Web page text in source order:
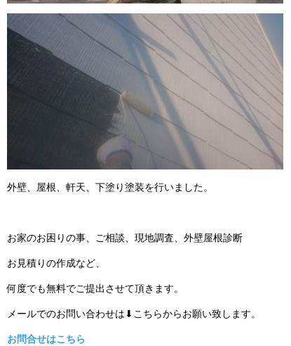
外壁、屋根、軒天、下塗り塗装を行いました。
お家のお困りの事、ご相談、現地調査、外壁屋根診断
お見積りの作成など、
何度でも無料でご提出させて頂きます。
メールでのお問い合わせは⬇こちらからお願い致します。
お問合せはこちら